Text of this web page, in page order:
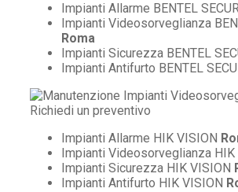
Impianti Allarme BENTEL
Impianti Videosorveglianza
Roma
Impianti Sicurezza BENTEL
Impianti Antifurto BENTEL
Impianti Allarme HIK VISION
Impianti Videosorveglianza HIK
Impianti Sicurezza HIK VISION
Impianti Antifurto HIK VISION